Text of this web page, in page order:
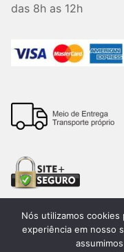
das 8h as 12h
Todos os direitos
Nós utilizamos
experiência em nosso